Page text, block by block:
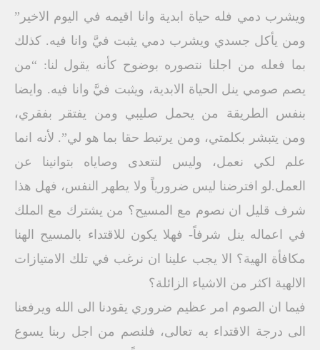
ويشرب دمي فله حياة ابدية وانا اقيمه في اليوم الاخير”
ومن يأكل جسدي ويشرب دمي يثبت فيَّ وانا فيه. كذلك
بما فعله من اجلنا نتصوره بوضوح كأنه يقول لنا: “من
يصم صومي ينل الحياة الابدية، ويثبت فيَّ وانا فيه. وايضا
بنفس الطريقة من يحمل صليبي ومن يفتقر بفقري،
ومن يتبشر بكلمتي، ومن يرتبط حقا بما هو لي”. لأنه انما
علم لكي نعمل، وليس لنتعدى وصاياه بتوانينا عن
العمل.لو افترضنا ليس ضرورياً ولا يطهر النفس، فهل هذا
شرف قليل ان نصوم مع المسيح؟ من يشترك مع الملك
في اعماله ينل شرفاً- فهلا يكون للاقتداء بالمسيح الهنا
مكافأة الهية؟ الا يجب علينا ان نرغب في تلك الامتيازات
الالهية اكثر من الاشياء الزائلة؟
فيما ان الصوم امر عظيم ضروري يقودنا الى الله ويرفعنا
الى درجة الاقتداء به تعالى، فلنصم من اجل ربنا يسوع